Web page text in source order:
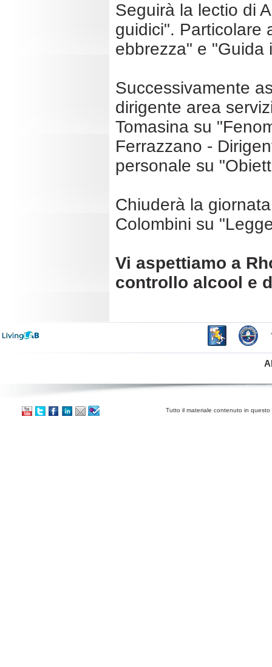
Seguirà la lectio di
guidici". Particolare
ebbrezza" e "Guida
Successivamente
dirigente area
Tomasina su
Ferrazzano -
personale su
Chiuderà la
Colombini su
Vi aspettiamo a
controllo alcool e
Tutto il materiale contenuto in